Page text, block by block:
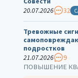
20.07.2026
32
Тревожные
подростков
21.07.2026
9
ПОВЫШЕНИЕ